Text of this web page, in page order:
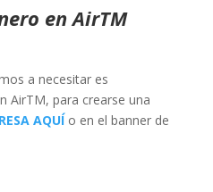
en AirTM
a necesitar es
AirTM, para crearse una
AQUÍo en el banner de